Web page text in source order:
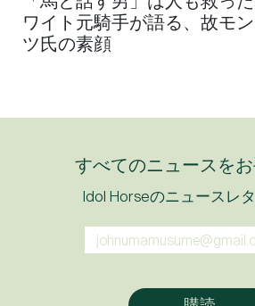
ワイト元騎手が語る、故モ
ツ氏の素顔
すべてのニュースをお
Idol Horseのニュースレ